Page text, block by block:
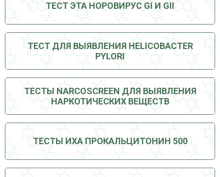
ТЕСТ ЭТА НОРОВИРУС GI И GII
ТЕСТ ДЛЯ ВЫЯВЛЕНИЯ HELICOBACTER
PYLORI
ТЕСТЫ NARCOSCREEN ДЛЯ ВЫЯВЛЕНИЯ
НАРКОТИЧЕСКИХ ВЕЩЕСТВ
ТЕСТЫ ИХА ПРОКАЛЬЦИТОНИН 500